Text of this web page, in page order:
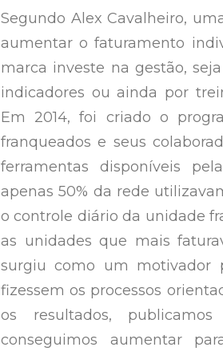
Segundo Alex Cavalheiro,
aumentar o faturamento
marca investe na gestão,
indicadores ou ainda por
Em 2014, foi criado o
franqueados e seus
ferramentas disponíveis
apenas 50% da rede
o controle diário da unidade
as unidades que mais
surgiu como um motivador
fizessem os processos
os resultados,
conseguimos aumentar